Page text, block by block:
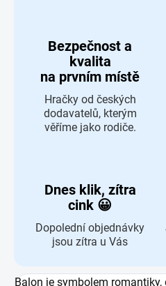
Bezpečnost a
kvalita
na prvním místě
Hračky od českých
dodavatelů, kterým
věříme jako rodiče.
Dnes klik, zítra
cink 😀
Dopolední objednávky
jsou zítra u Vás
Balon je symbolem